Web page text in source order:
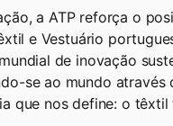
a ATP reforça o
e Vestuário
de inovação
se ao mundo através
que nos define: o